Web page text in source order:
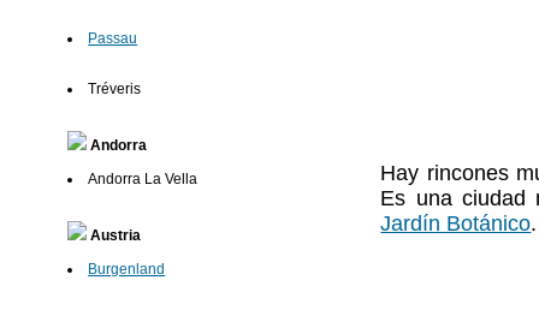
Passau
Tréveris
Andorra
Andorra La Vella
Austria
Burgenland
Hay rincones
Es una ciudad
Jardín Botánico.